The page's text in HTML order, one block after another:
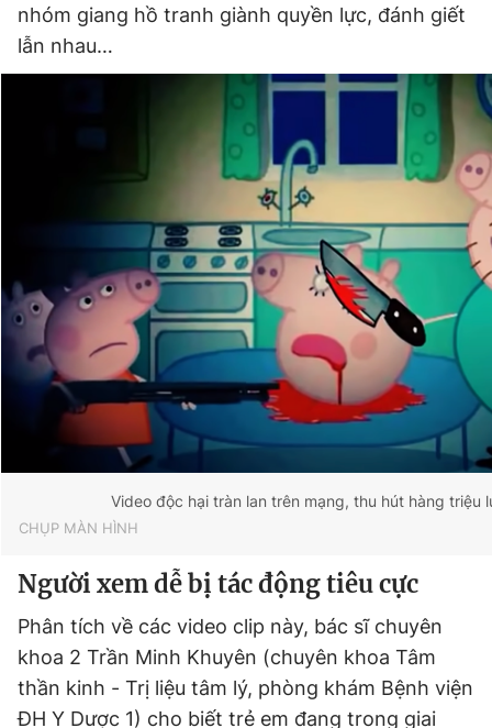
nhóm giang hồ tranh giành quyền lực, đánh giết
lẫn nhau…
Video độc hại tràn lan trên mạng, thu hút hàng triệu
CHỤP MÀN HÌNH
Người xem dễ bị tác động tiêu cực
Phân tích về các video clip này, bác sĩ chuyên
khoa 2 Trần Minh Khuyên (chuyên khoa Tâm
thần kinh - Trị liệu tâm lý, phòng khám Bệnh viện
ĐH Y Dược 1) cho biết trẻ em đang trong giai